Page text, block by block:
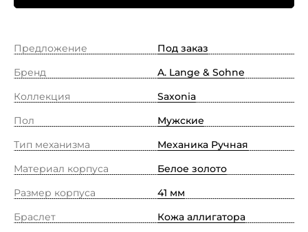
Предложение
Под заказ
Бренд
A. Lange & Sohne
Коллекция
Saxonia
Пол
Мужские
Тип механизма
Механика Ручная
Материал корпуса
Белое золото
Размер корпуса
41 мм
Браслет
Кожа аллигатора